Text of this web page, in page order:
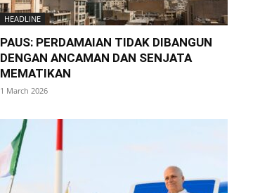
HEADLINE
PAUS: PERDAMAIAN TIDAK DIBANGUN
DENGAN ANCAMAN DAN SENJATA
MEMATIKAN
1 March 2026